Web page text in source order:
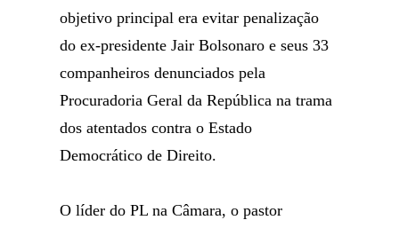
objetivo principal era evitar penalização
do ex-presidente Jair Bolsonaro e seus 33
companheiros denunciados pela
Procuradoria Geral da República na trama
dos atentados contra o Estado
Democrático de Direito.
O líder do PL na Câmara, o pastor